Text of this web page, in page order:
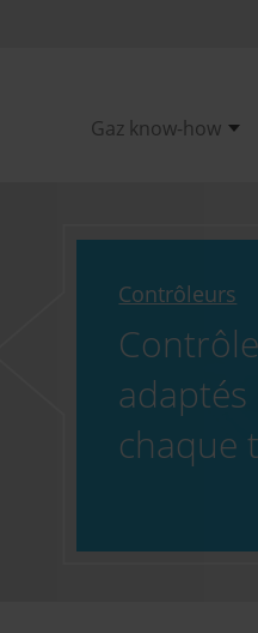
Gaz know-how
Contrôleurs
adaptés
chaque